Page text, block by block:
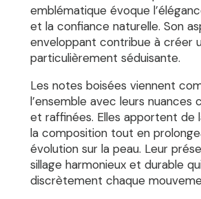
emblématique évoque
et la confiance naturelle. Son
enveloppant contribue à créer
particulièrement séduisante.
Les notes boisées viennent
l’ensemble avec leurs nuances
et raffinées. Elles apportent de
la composition tout en
évolution sur la peau. Leur
sillage harmonieux et durable
discrètement chaque